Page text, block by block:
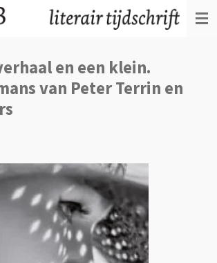
en een klein.
van Peter Terrin en